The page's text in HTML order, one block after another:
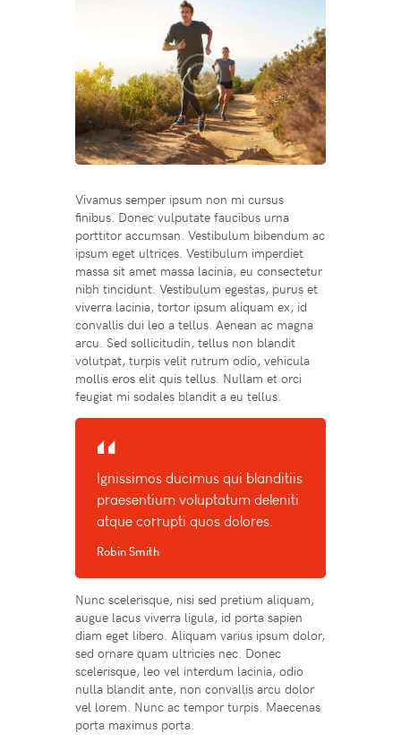
Vivamus semper ipsum non mi cursus
finibus. Donec vulputate faucibus urna
porttitor accumsan. Vestibulum bibendum ac
ipsum eget ultrices. Vestibulum imperdiet
massa sit amet massa lacinia, eu consectetur
nibh tincidunt. Vestibulum egestas, purus et
viverra lacinia, tortor ipsum aliquam ex, id
convallis dui leo a tellus. Aenean ac magna
arcu. Sed sollicitudin, tellus non blandit
volutpat, turpis velit rutrum odio, vehicula
mollis eros elit quis tellus. Nullam et orci
feugiat mi sodales blandit a eu tellus.
Ignissimos ducimus qui blanditiis
praesentium voluptatum deleniti
atque corrupti quos dolores.
Robin Smith
Nunc scelerisque, nisi sed pretium aliquam,
augue lacus viverra ligula, id porta sapien
diam eget libero. Aliquam varius ipsum dolor,
sed ornare quam ultricies nec. Donec
scelerisque, leo vel interdum lacinia, odio
nulla blandit ante, non convallis arcu dolor
vel lorem. Nunc ac tempor turpis. Maecenas
porta maximus porta.